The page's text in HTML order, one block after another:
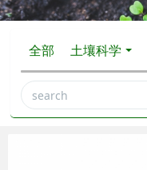
全部 土壤科学